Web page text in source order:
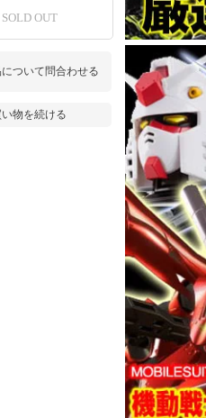
SOLD OUT
ついて問合わせる
い物を続ける